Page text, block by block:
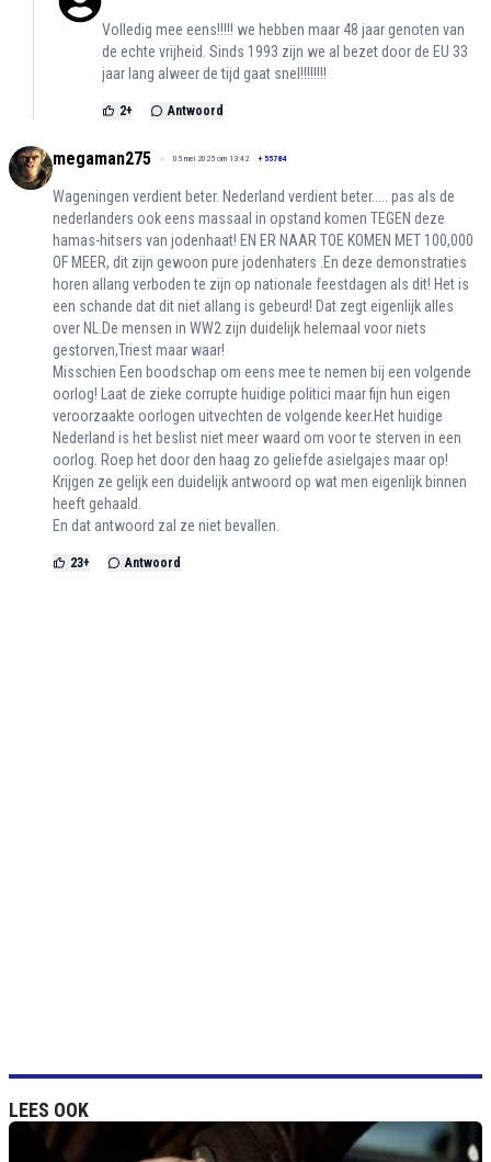
Volledig mee eens!!!!! we hebben maar 48 jaar genoten van
de echte vrijheid. Sinds 1993 zijn we al bezet door de EU 33
jaar lang alweer de tijd gaat snel!!!!!!!!
2+ Antwoord
megaman275 05 mei 2025 om 13:42 + 55784
Wageningen verdient beter. Nederland verdient beter..... pas als de
nederlanders ook eens massaal in opstand komen TEGEN deze
hamas-hitsers van jodenhaat! EN ER NAAR TOE KOMEN MET 100,000
OF MEER, dit zijn gewoon pure jodenhaters .En deze demonstraties
horen allang verboden te zijn op nationale feestdagen als dit! Het is
een schande dat dit niet allang is gebeurd! Dat zegt eigenlijk alles
over NL.De mensen in WW2 zijn duidelijk helemaal voor niets
gestorven,Triest maar waar!
Misschien Een boodschap om eens mee te nemen bij een volgende
oorlog! Laat de zieke corrupte huidige politici maar fijn hun eigen
veroorzaakte oorlogen uitvechten de volgende keer.Het huidige
Nederland is het beslist niet meer waard om voor te sterven in een
oorlog. Roep het door den haag zo geliefde asielgajes maar op!
Krijgen ze gelijk een duidelijk antwoord op wat men eigenlijk binnen
heeft gehaald.
En dat antwoord zal ze niet bevallen.
23+ Antwoord
LEES OOK